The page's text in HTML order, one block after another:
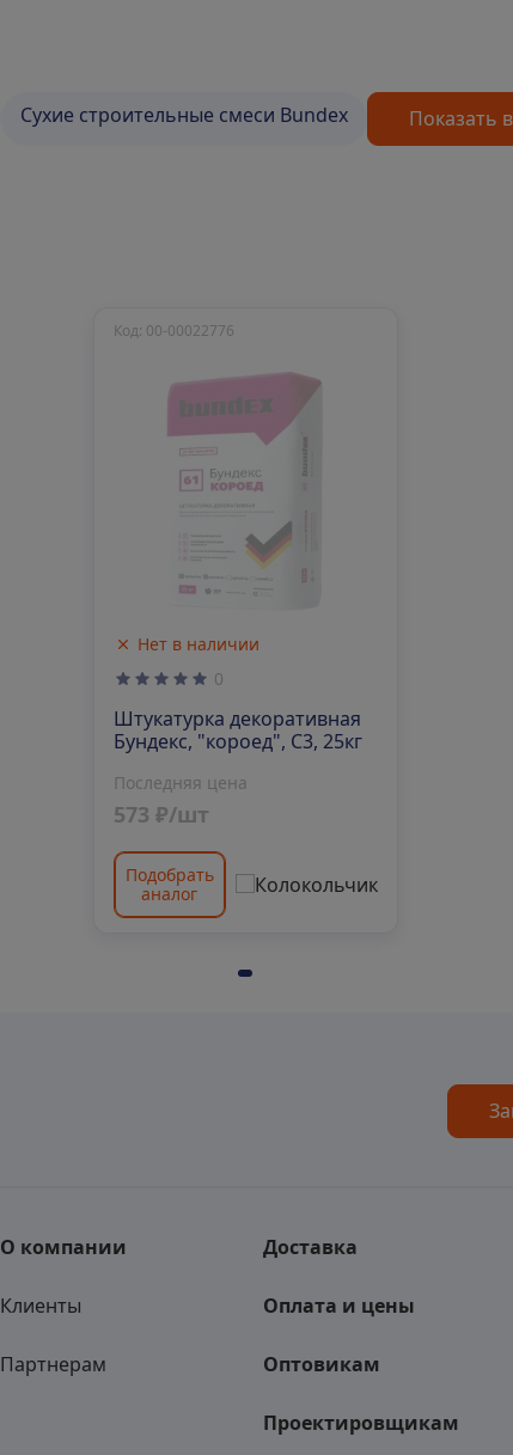
Сухие строительные смеси Bundex Показать
Нет в наличии
Код: 00-00022776
0
Штукатурка декоративная
Бундекс, "короед", С3, 25кг
Последняя цена
573 ₽/шт
Подобрать
аналог
О компании
Клиенты
Партнерам
Доставка
Оплата и цены
Оптовикам
Проектировщикам